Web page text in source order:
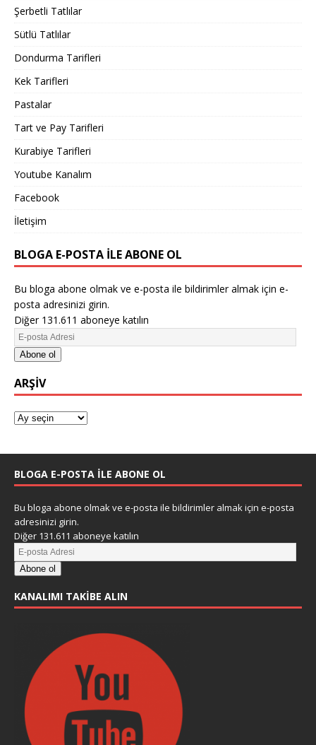
Şerbetli Tatlılar
Sütlü Tatlılar
Dondurma Tarifleri
Kek Tarifleri
Pastalar
Tart ve Pay Tarifleri
Kurabiye Tarifleri
Youtube Kanalım
Facebook
İletişim
BLOGA E-POSTA ILE ABONE OL
Bu bloga abone olmak ve e-posta ile bildirimler almak için e-
posta adresinizi girin.
Diğer 131.611 aboneye katılın
Abone ol
ARŞIV
BLOGA E-POSTA ILE ABONE OL
Bu bloga abone olmak ve e-posta ile bildirimler almak için e-posta
adresinizi girin.
Diğer 131.611 aboneye katılın
Abone ol
KANALIMI TAKIBE ALIN